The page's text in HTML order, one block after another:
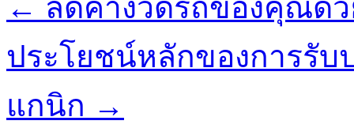
← ลดค่างวดรถของคุณด้
ประโยชน์หลักของการรับ
แกนิก →